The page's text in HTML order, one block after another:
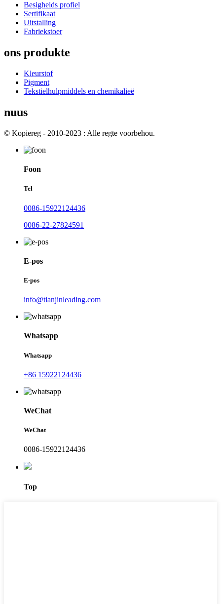
Besigheids profiel
Sertifikaat
Uitstalling
Fabriekstoer
ons produkte
Kleurstof
Pigment
Tekstielhulpmiddels en chemikalieë
nuus
© Kopiereg - 2010-2023 : Alle regte voorbehou.
Foon
Tel
0086-15922124436
0086-22-27824591
E-pos
E-pos
info@tianjinleading.com
Whatsapp
Whatsapp
+86 15922124436
WeChat
WeChat
0086-15922124436
Top